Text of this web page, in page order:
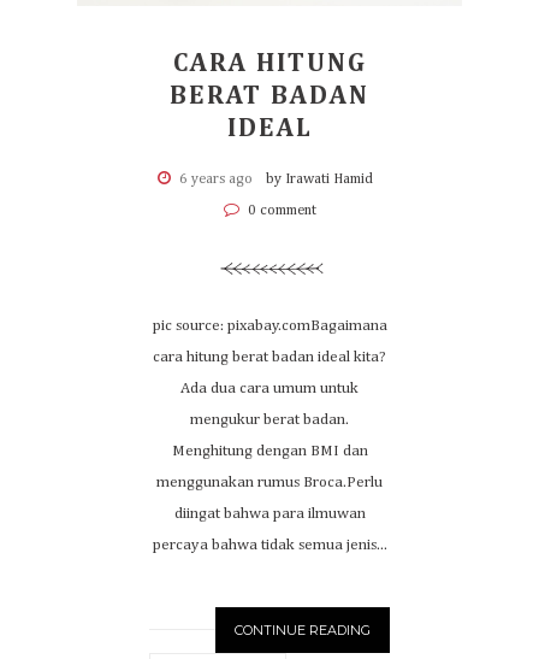
CARA HITUNG
BERAT BADAN
IDEAL
6 years ago by Irawati Hamid
0 comment
pic source: pixabay.comBagaimana
cara hitung berat badan ideal kita?
Ada dua cara umum untuk
mengukur berat badan.
Menghitung dengan BMI dan
menggunakan rumus Broca.Perlu
diingat bahwa para ilmuwan
percaya bahwa tidak semua jenis...
CONTINUE READING